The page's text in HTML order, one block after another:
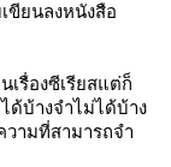
ขียนลงหนังสือ
เรื่องซีเรียสแต่ก็
ด้บ้างจำไม่ได้บ้าง
วามที่สามารถจำ